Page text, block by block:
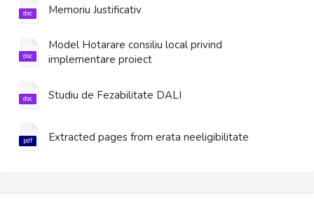
Memoriu Justificativ
Model Hotarare consiliu local privind
implementare proiect
Studiu de Fezabilitate DALI
Extracted pages from erata neeligibilitate